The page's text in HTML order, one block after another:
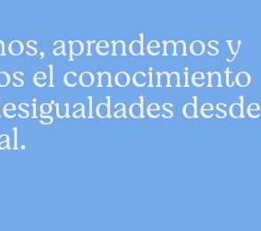
aprendemos y
el conocimiento
desde